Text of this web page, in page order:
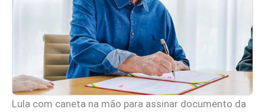
Lula com caneta na mão para assinar documento da